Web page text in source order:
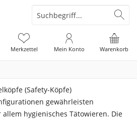
Warenkorb
Merkzettel Mein Konto
(Safety-Köpfe)
gewährleisten
hygienisches Tätowieren. Die